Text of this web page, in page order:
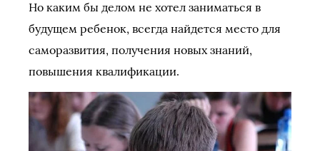
Но каким бы делом не хотел заниматься в
будущем ребенок, всегда найдется место для
саморазвития, получения новых знаний,
повышения квалификации.